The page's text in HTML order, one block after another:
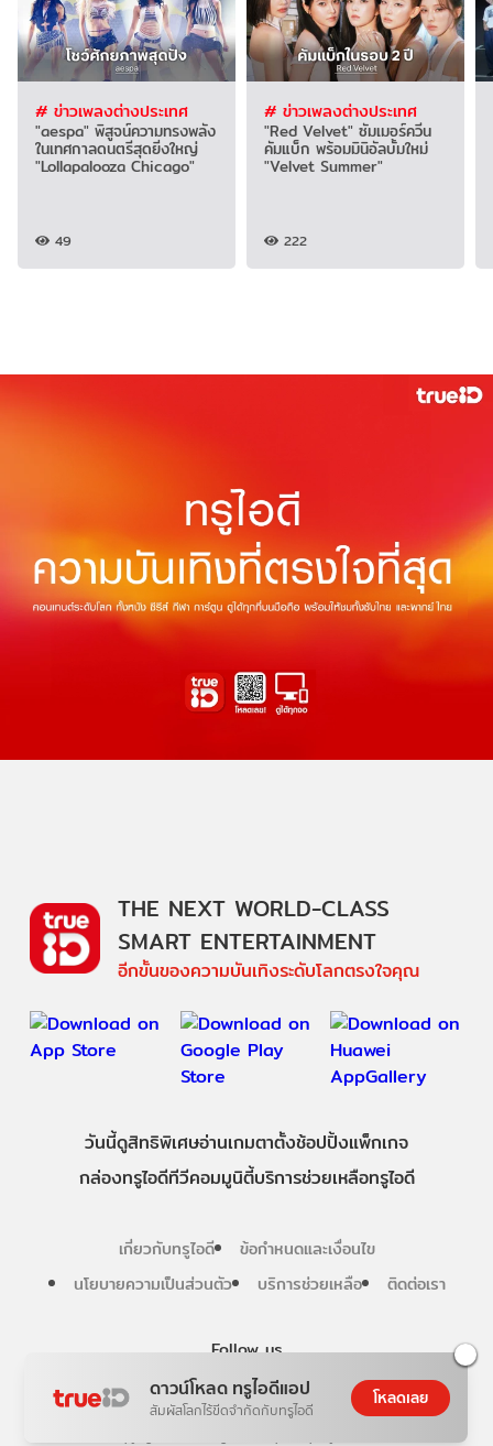
# ข่าวเพลงต่างประเทศ
"aespa" พิสูจน์ความทรงพลัง
ในเทศกาลดนตรีสุดยิ่งใหญ่
"Lollapalooza Chicago"
49
# ข่าวเพลงต่างประเทศ
"Red Velvet" ซัมเมอร์ควีน
คัมแบ็ก พร้อมมินิอัลบั้มใหม่
"Velvet Summer"
222
ดาวน์โหลด ทรูไอดีแอป
สัมผัสโลกไร้ขีดจำกัดกับทรูไอดี
โหลดเลย
Follow us
THE NEXT WORLD-CLASS
SMART ENTERTAINMENT
อีกขั้นของความบันเทิงระดับโลกตรงใจคุณ
วันนี้ดูสิทธิพิเศษอ่านเกมตาตั้งช้อปปิ้งแพ็กเกจ
กล่องทรูไอดีทีวีคอมมูนิตี้บริการช่วยเหลือทรูไอดี
เกี่ยวกับทรูไอดี
ข้อกำหนดและเงื่อนไข
นโยบายความเป็นส่วนตัว
บริการช่วยเหลือ ติดต่อเรา